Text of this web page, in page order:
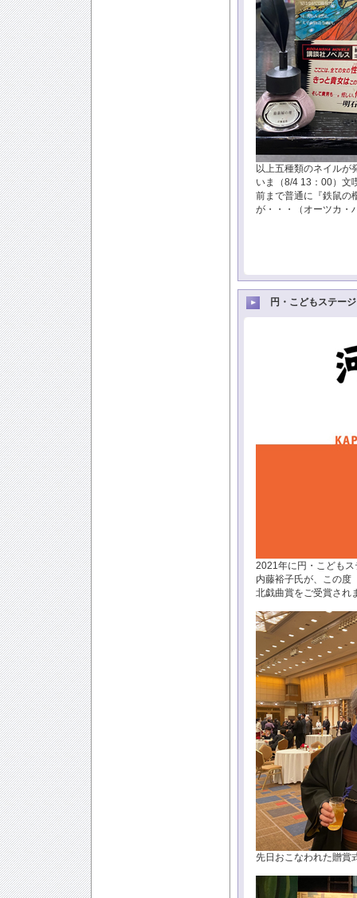
以上五種類のネイルが
いま（8/4 13：00）文
前まで普通に『鉄鼠の
が・・・（オーツカ・
円・こどもステー
2021年に円・こども
内藤裕子氏が、この度
北戯曲賞をご受賞され
先日おこなわれた贈賞